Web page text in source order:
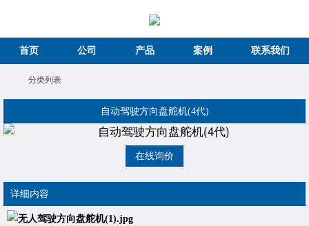
首页 公司 产品 案例 联系我们
分类列表
自动驾驶方向盘舵机(4代)
在线询价
详细内容